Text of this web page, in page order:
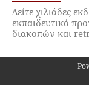
Δείτε χιλιάδες
εκπαιδευτικά
διακοπών και